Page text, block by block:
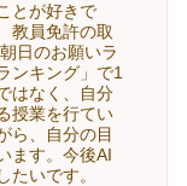
とが好きで
教員免許の取
日のお願いラ
ンキング」で1
はなく、自分
授業を行てい
ら、自分の目
ます。今後AI
たいです。